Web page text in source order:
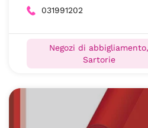
031991202
Negozi di abbigliamento,
Sartorie